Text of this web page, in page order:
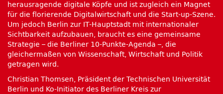
herausragende digitale Köpfe und ist zugleich ein Magnet
für die florierende Digitalwirtschaft und die Start-up-Szene.
Um jedoch Berlin zur IT-Hauptstadt mit internationaler
Sichtbarkeit aufzubauen, braucht es eine gemeinsame
Strategie – die Berliner 10-Punkte-Agenda –, die
gleichermaßen von Wissenschaft, Wirtschaft und Politik
getragen wird.
Christian Thomsen, Präsident der Technischen Universität
Berlin und Ko-Initiator des Berliner Kreis zur